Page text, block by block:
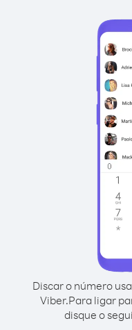
Discar o número
Viber.Para ligar
disque o